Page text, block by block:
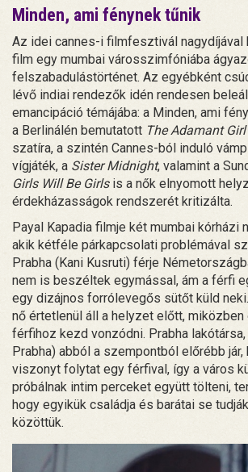
Minden, ami fénynek tűnik
Az idei cannes-i filmfesztivál nagydíjával
film egy mumbai városszimfóniába
felszabadulástörténet. Az egyébként
lévő indiai rendezők idén rendesen
emancipáció témájába: a Minden, ami
a Berlinálén bemutatott The Adamant Girl
szatíra, a szintén Cannes-ból induló
vígjáték, a Sister Midnight, valamint a
Girls Will Be Girlsis a nők elnyomott
érdekházasságok rendszerét kritizálta.
Payal Kapadia filmje két mumbai kórházi
akik kétféle párkapcsolati problémával
Prabha (Kani Kusruti) férje
nem is beszéltek egymással, ám a férfi
egy dizájnos forrólevegős sütőt küld
nő értetlenül áll a helyzet előtt,
férfihoz kezd vonzódni. Prabha lakótársa,
Prabha) abból a szempontból előrébb jár,
viszonyt folytat egy férfival, így a város
próbálnak intim perceket együtt tölteni,
hogy egyikük családja és barátai se
közöttük.